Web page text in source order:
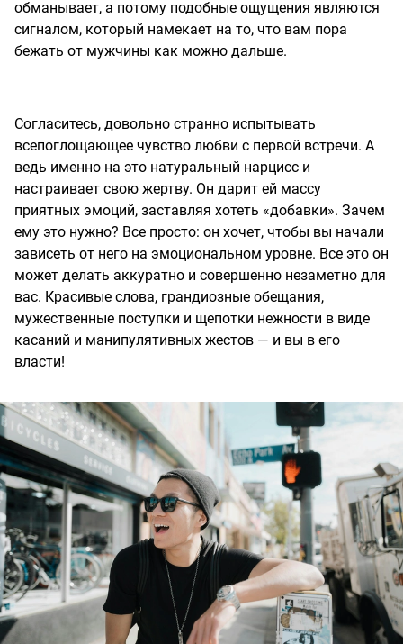
обманывает, а потому подобные ощущения являются
сигналом, который намекает на то, что вам пора
бежать от мужчины как можно дальше.
Согласитесь, довольно странно испытывать
всепоглощающее чувство любви с первой встречи. А
ведь именно на это натуральный нарцисс и
настраивает свою жертву. Он дарит ей массу
приятных эмоций, заставляя хотеть «добавки». Зачем
ему это нужно? Все просто: он хочет, чтобы вы начали
зависеть от него на эмоциональном уровне. Все это он
может делать аккуратно и совершенно незаметно для
вас. Красивые слова, грандиозные обещания,
мужественные поступки и щепотки нежности в виде
касаний и манипулятивных жестов — и вы в его
власти!